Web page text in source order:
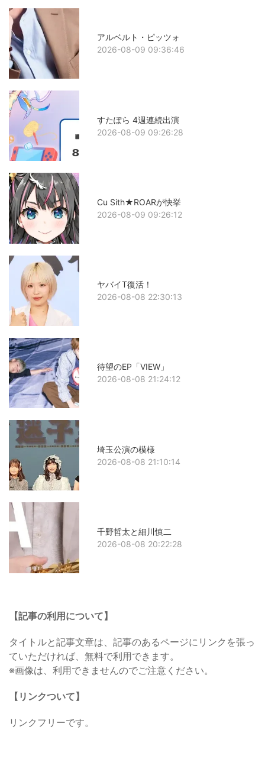
アルベルト・ピッツォ
2026-08-09 09:36:46
すたぽら 4週連続出演
2026-08-09 09:26:28
Cu Sith★ROARが快挙
2026-08-09 09:26:12
ヤバイT復活！
2026-08-08 22:30:13
待望のEP「VIEW」
2026-08-08 21:24:12
埼玉公演の模様
2026-08-08 21:10:14
千野哲太と細川慎二
2026-08-08 20:22:28
【記事の利用について】
タイトルと記事文章は、記事のあるページにリンクを張っ
ていただければ、無料で利用できます。
※画像は、利用できませんのでご注意ください。
【リンクついて】
リンクフリーです。